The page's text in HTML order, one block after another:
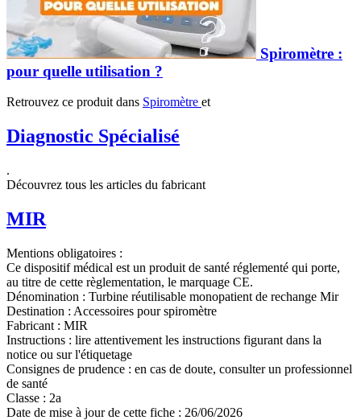
Spiromètre :
pour quelle utilisation ?
Retrouvez ce produit dans Spiromètre et
Diagnostic Spécialisé
.
Découvrez tous les articles du fabricant
MIR
Mentions obligatoires :
Ce dispositif médical est un produit de santé réglementé qui porte,
au titre de cette règlementation, le marquage CE.
Dénomination : Turbine réutilisable monopatient de rechange Mir
Destination : Accessoires pour spiromètre
Fabricant : MIR
Instructions : lire attentivement les instructions figurant dans la
notice ou sur l'étiquetage
Consignes de prudence : en cas de doute, consulter un professionnel
de santé
Classe : 2a
Date de mise à jour de cette fiche : 26/06/2026